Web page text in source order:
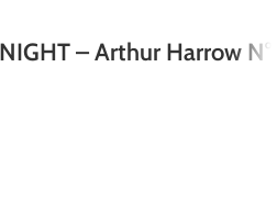
– Arthur Harrow N°